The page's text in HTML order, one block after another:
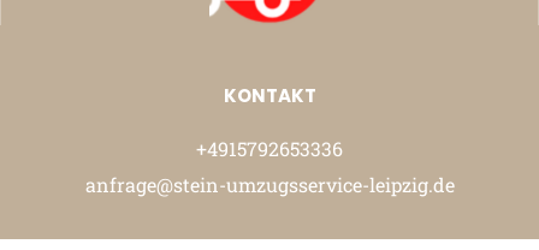
KONTAKT
+4915792653336
anfrage@stein-umzugsservice-leipzig.de